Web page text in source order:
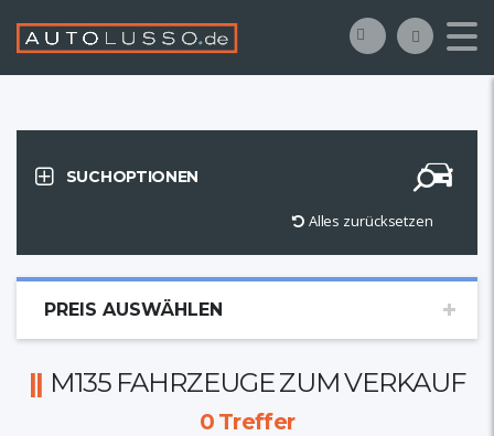
SUCHOPTIONEN
Alles zurücksetzen
PREIS AUSWÄHLEN
M135 FAHRZEUGE ZUM VERKAUF
0Treffer